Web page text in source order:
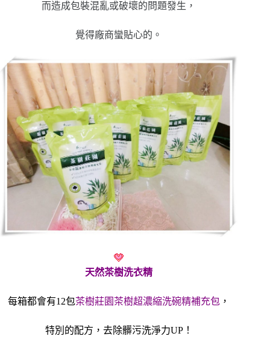
而造成包裝混亂或破壞的問題發生，
覺得廠商蠻貼心的。
天然茶樹洗衣精
每箱都會有12包茶樹莊園茶樹超濃縮洗碗精補充包 ，
特別的配方，去除髒污洗淨力UP！